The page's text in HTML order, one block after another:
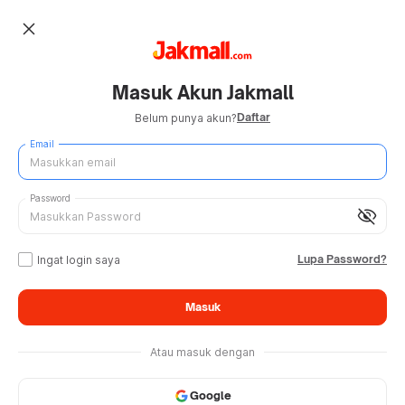
close
Masuk Akun Jakmall
Belum punya akun?Daftar
Email
visibility_off
Password
Ingat login saya Lupa Password?
Masuk
Atau masuk dengan
Google